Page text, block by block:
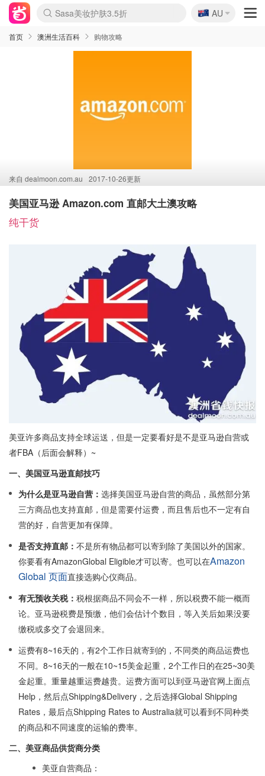
lululemon折扣上新
Sasa美妆护肤3.5折
SSENSE年中2.5折
FreshBeauty好价汇总
Cettire降价+叠9折
WWS Coles超市实拍
viagogo二手票捡漏
Myer超级周末
The Outnet奢牌1折起
David Jones 3折起
Flannels大牌1折
Perfumes Club护肤1折
AMIRO面罩$251
Amazon折扣汇总
eToro入金$200送$50
Amazon数码好物
ICONIC本周7.5折
ThedoubleF高奢地板价
Moose Knuckles 6折
丝芙兰5折起
EUFY摄像头$98
Selenichast首饰2折
Trip机票酒店促销
YSL送5件彩妆礼
Amazon家居好物
Amazon美妆护肤
雅漾大喷$8
过敏原检测盒$33
伊索独家赠50ml沐浴露
科颜氏高保湿面霜$29
SEALIFE海洋馆门票6折
丝塔芙大白罐$16
订阅Newsletter送香薰
Cult Beauty 6.8折
Harrods圣诞日历$525
LN-CC奢牌私促3折
d'Alba空姐喷雾$16
EVE LOM套装£56
Bernardelli独家4折
Adore Beauty 6折起
CT圣诞日历
Mytheresa奢品2.7折
Luxury Escapes 9折
Currentbody美容仪$881
MOON Garden Live
Roborock扫地机$649
Tingo Life水杯$24
Valentino官网5折
CR洗护套装$23
修丽可4件套$159
Myer彩妆2件7折
GANNI官网4.5折
Stylevana韩妆4折
Tessabit高奢8.5折
OGX洗发水$11
Amazon阿德莱德次日达
卡诗8.5折+赠礼
Philips Hue灯具8折
🇦🇺
AU
首页 澳洲生活百科 购物攻略
来自 dealmoon.com.au 2017-10-26更新
美国亚马逊 Amazon.com 直邮大土澳攻略
纯干货
美亚许多商品支持全球运送，但是一定要看好是不是亚马逊自营或
者FBA（后面会解释）~
一、美国亚马逊直邮技巧
为什么是亚马逊自营： 选择美国亚马逊自营的商品，虽然部分第
三方商品也支持直邮，但是需要付运费，而且售后也不一定有自
营的好，自营更加有保障。
是否支持直邮： 不是所有物品都可以寄到除了美国以外的国家。
你要看有AmazonGlobal Eligible才可以寄。也可以在Amazon
Global 页面直接选购心仪商品。
有无预收关税： 税根据商品不同会不一样，所以税费不能一概而
论。亚马逊税费是预缴，他们会估计个数目，等入关后如果没要
缴税或多交了会退回来。
运费有8~16天的，有2个工作日就寄到的，不同类的商品运费也
不同。8~16天的一般在10~15美金起重，2个工作日的在25~30美
金起重。重量越重运费越贵。运费方面可以到亚马逊官网上面点
Help，然后点Shipping&Delivery，之后选择Global Shipping
Rates，最后点Shipping Rates to Australia就可以看到不同种类
的商品和不同速度的运输的费率。
二、美亚商品供货商分类
美亚自营商品：